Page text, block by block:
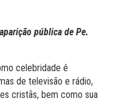
pública de Pe.
celebridade é
de televisão e rádio,
cristãs, bem como sua